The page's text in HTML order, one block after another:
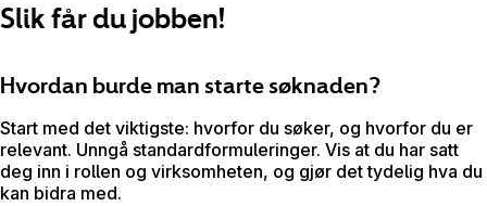
Slik får du jobben!
Hvordan burde man starte søknaden?
Start med det viktigste: hvorfor du søker, og hvorfor du er
relevant. Unngå standardformuleringer. Vis at du har satt
deg inn i rollen og virksomheten, og gjør det tydelig hva du
kan bidra med.